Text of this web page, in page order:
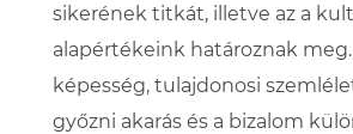
sikerének titkát, illetve az a
alapértékeink határoznak
képesség, tulajdonosi
győzni akarás és a bizalom